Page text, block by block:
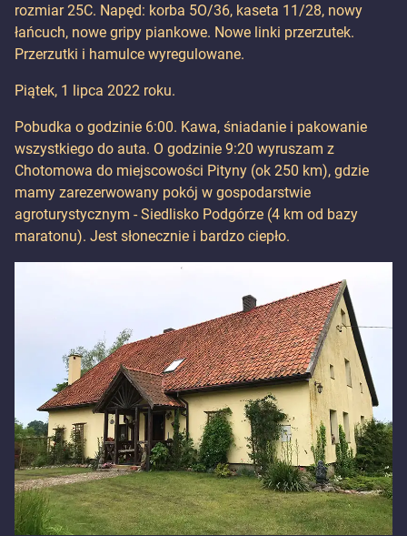
rozmiar 25C. Napęd: korba 5O/36, kaseta 11/28, nowy
łańcuch, nowe gripy piankowe. Nowe linki przerzutek.
Przerzutki i hamulce wyregulowane.
Piątek, 1 lipca 2022 roku.
Pobudka o godzinie 6:00. Kawa, śniadanie i pakowanie
wszystkiego do auta. O godzinie 9:20 wyruszam z
Chotomowa do miejscowości Pityny (ok 250 km), gdzie
mamy zarezerwowany pokój w gospodarstwie
agroturystycznym - Siedlisko Podgórze (4 km od bazy
maratonu). Jest słonecznie i bardzo ciepło.